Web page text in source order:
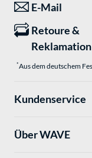
E-Mail
Retoure &
Reklamation
*Aus dem deutschem
Kundenservice
Über WAVE